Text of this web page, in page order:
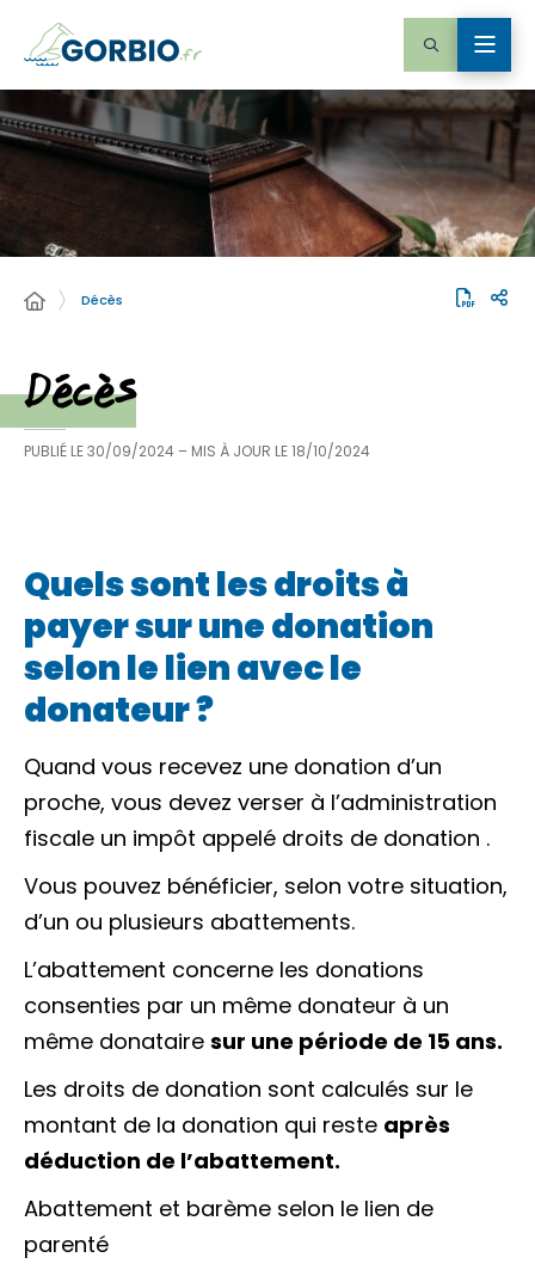
Décès
Décès
PUBLIÉ LE30/09/2024 – MIS À JOUR LE18/10/2024
Quels sont les droits à
payer sur une donation
selon le lien avec le
donateur ?
Quand vous recevez une donation d’un
proche, vous devez verser à l’administration
fiscale un impôt appelé droits de donation .
Vous pouvez bénéficier, selon votre situation,
d’un ou plusieurs abattements.
L’abattement concerne les donations
consenties par un même donateur à un
même donataire sur une période de 15 ans.
Les droits de donation sont calculés sur le
montant de la donation qui reste après
déduction de l’abattement.
Abattement et barème selon le lien de
parenté